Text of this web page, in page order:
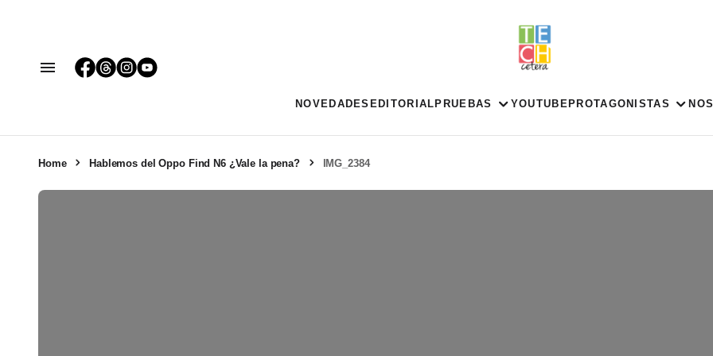
NOVEDADES EDITORIAL PRUEBAS YOUTUBE PROTAGONISTAS
Home Hablemos del Oppo Find N6 ¿Vale la pena? IMG_2384